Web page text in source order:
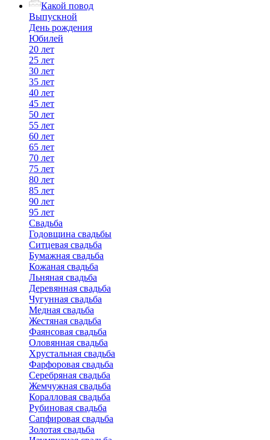
Какой повод
Выпускной
День рождения
Юбилей
20 лет
25 лет
30 лет
35 лет
40 лет
45 лет
50 лет
55 лет
60 лет
65 лет
70 лет
75 лет
80 лет
85 лет
90 лет
95 лет
Свадьба
Годовщина свадьбы
Ситцевая свадьба
Бумажная свадьба
Кожаная свадьба
Льняная свадьба
Деревянная свадьба
Чугунная свадьба
Медная свадьба
Жестяная свадьба
Фаянсовая свадьба
Оловянная свадьба
Хрустальная свадьба
Фарфоровая свадьба
Серебряная свадьба
Жемчужная свадьба
Коралловая свадьба
Рубиновая свадьба
Сапфировая свадьба
Золотая свадьба